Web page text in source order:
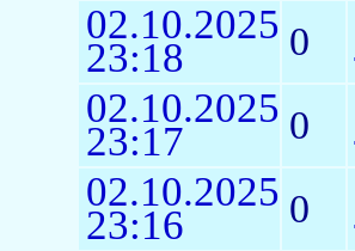
02.10.2025
23:18 0
02.10.2025
23:17 0
02.10.2025
23:16 0